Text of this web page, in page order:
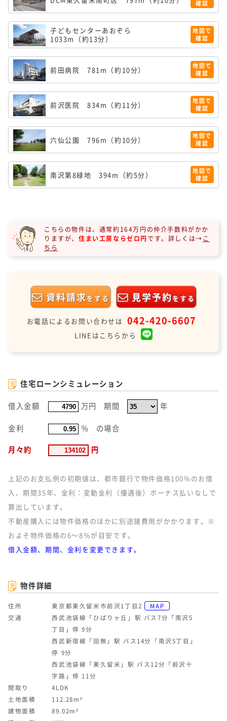
確認
子どもセンターあおぞら
1033m（約13分）
地図で
確認
前田病院 781m（約10分）
地図で
確認
前沢医院 834m（約11分）
地図で
確認
六仙公園 796m（約10分）
地図で
確認
南沢第8緑地 394m（約5分）
地図で
確認
こちらの物件は、通常約164万円の仲介手数料がかか
りますが、住まい工房ならゼロ円 です。 詳しくは→ こ
ちら
資料請求をする 見学予約をする
お電話によるお問い合わせは 042-420-6607
LINEはこちらから
住宅ローンシミュレーション
借入金額 万円 期間 年
金利 ％ の場合
月々約 円
上記のお支払例の初期値は、都市銀行で物件価格100%のお借
入、期間35年、金利：変動金利（優遇後）ボーナス払いなしで
算出しています。
不動産購入には物件価格のほかに別途諸費用がかかります。※
およそ物件価格の6～8％が目安です。
借入金額、期間、金利を変更できます。
物件詳細
住所 東京都東久留米市前沢1丁目2
MAP
交通
西武池袋線「ひばりヶ丘」駅 バス7分「南沢5
丁目」停 9分
西武新宿線「田無」駅 バス14分「南沢5丁目」
停 9分
西武池袋線「東久留米」駅 バス12分「前沢十
字路」停 11分
間取り
4LDK
土地面積
112.28m²
建物面積
89.02m²